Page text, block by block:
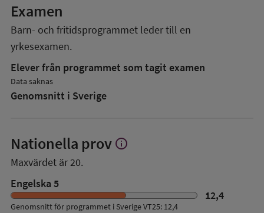
Examen
Barn- och fritidsprogrammet leder till en
yrkesexamen.
Elever från programmet som tagit examen
Data saknas
Genomsnitt i Sverige
Nationella prov Visa
prov
info
Maxvärdet är 20.
Engelska 5
12,4
Genomsnitt för programmet i Sverige VT25: 12,4